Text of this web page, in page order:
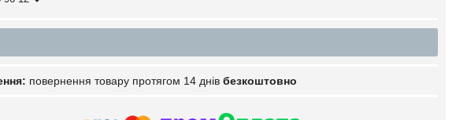
повернення товару протягом 14 днів безкоштовно